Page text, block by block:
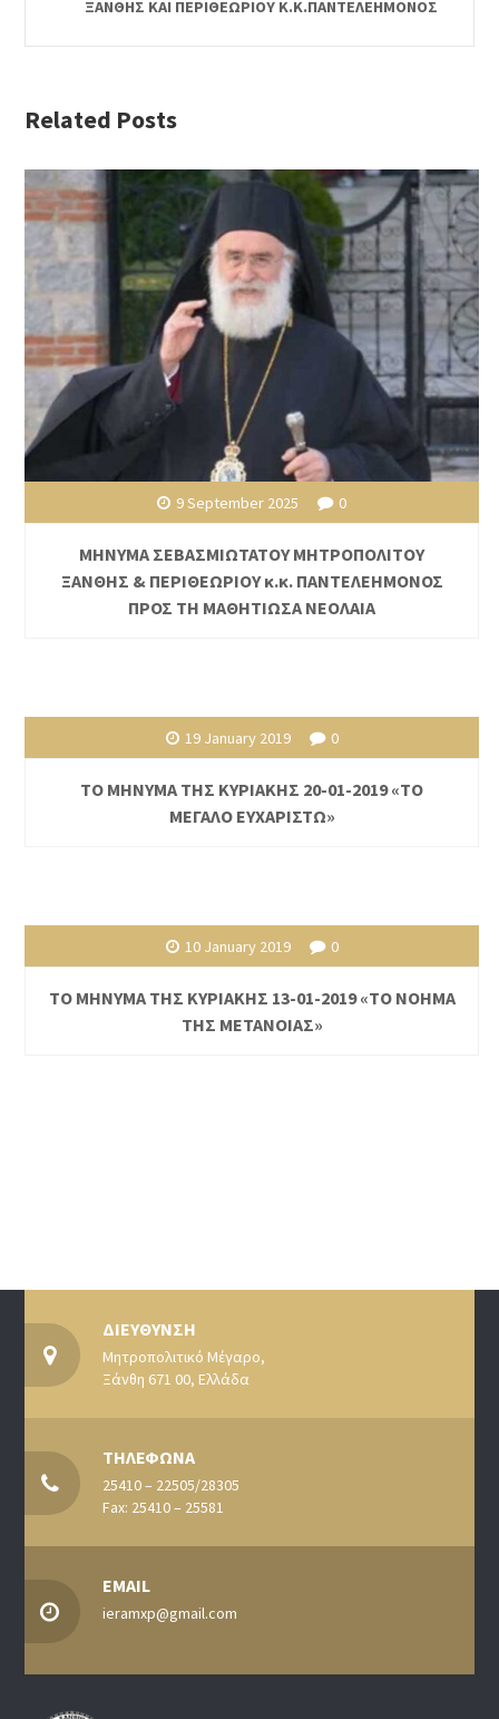
ΞΑΝΘΗΣ ΚΑΙ ΠΕΡΙΘΕΩΡΙΟΥ Κ.Κ.ΠΑΝΤΕΛΕΗΜΟΝΟΣ
Related Posts
9 September 2025 0
ΜΗΝΥΜΑ ΣΕΒΑΣΜΙΩΤΑΤΟΥ ΜΗΤΡΟΠΟΛΙΤΟΥ
ΞΑΝΘΗΣ & ΠΕΡΙΘΕΩΡΙΟΥ κ.κ. ΠΑΝΤΕΛΕΗΜΟΝΟΣ
ΠΡΟΣ ΤΗ ΜΑΘΗΤΙΩΣΑ ΝΕΟΛΑΙΑ
19 January 2019 0
ΤΟ ΜΗΝΥΜΑ ΤΗΣ ΚΥΡΙΑΚΗΣ 20-01-2019 «ΤΟ
ΜΕΓΑΛΟ ΕΥΧΑΡΙΣΤΩ»
10 January 2019 0
ΤΟ ΜΗΝΥΜΑ ΤΗΣ ΚΥΡΙΑΚΗΣ 13-01-2019 «ΤΟ ΝΟΗΜΑ
ΤΗΣ ΜΕΤΑΝΟΙΑΣ»
ΔΙΕΥΘΥΝΣΗ
Μητροπολιτικό Μέγαρο,
Ξάνθη 671 00, Ελλάδα
ΤΗΛΕΦΩΝΑ
25410 – 22505/28305
Fax: 25410 – 25581
EMAIL
ieramxp@gmail.com